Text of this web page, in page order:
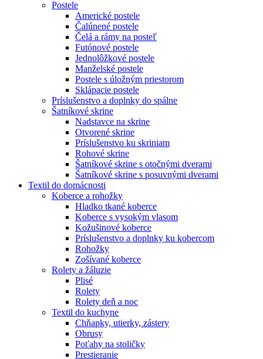
Postele
Americké postele
Čalúnené postele
Čelá a rámy na posteľ
Futónové postele
Jednolôžkové postele
Manželské postele
Postele s úložným priestorom
Sklápacie postele
Príslušenstvo a doplnky do spálne
Šatníkové skrine
Nadstavce na skrine
Otvorené skrine
Príslušenstvo ku skriniam
Rohové skrine
Šatníkové skrine s otočnými dverami
Šatníkové skrine s posuvnými dverami
Textil do domácnosti
Koberce a rohožky
Hladko tkané koberce
Koberce s vysokým vlasom
Kožušinové koberce
Príslušenstvo a doplnky ku kobercom
Rohožky
Zošívané koberce
Rolety a žáluzie
Plisé
Rolety
Rolety deň a noc
Textil do kuchyne
Chňapky, utierky, zástery
Obrusy
Poťahy na stoličky
Prestieranie